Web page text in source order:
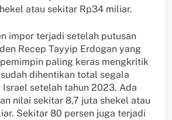
atau sekitar Rp34 miliar.
impor terjadi setelah putusan
Recep Tayyip Erdogan yang
paling keras mengkritik
dihentikan total segala
Israel setelah tahun 2023. Ada
nilai sekitar 8,7 juta shekel atau
Sekitar 80 persen juga terjadi